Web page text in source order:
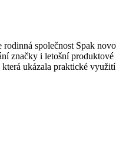
společnost Spak
značky i letošní
ukázala praktické